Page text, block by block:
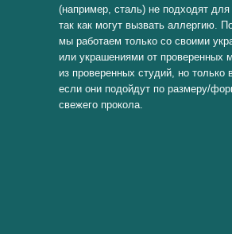
(например, сталь) не подходят
так как могут вызвать аллергию.
мы работаем только со своими
или украшениями от проверенных
из проверенных студий, но только
если они подойдут по размеру/
свежего прокола.